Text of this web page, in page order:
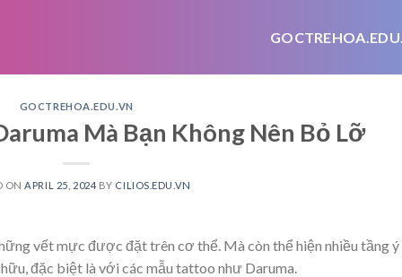
GOCTREHOA.EDU.VN
Mà Bạn Không Nên Bỏ Lỡ
ON APRIL 25, 2024 BY CILIOS.EDU.VN
vết mực được đặt trên cơ thể. Mà còn thể hiện nhiều tầng ý
đặc biệt là với các mẫu tattoo như Daruma.